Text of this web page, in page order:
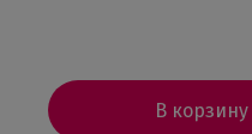
В корзину